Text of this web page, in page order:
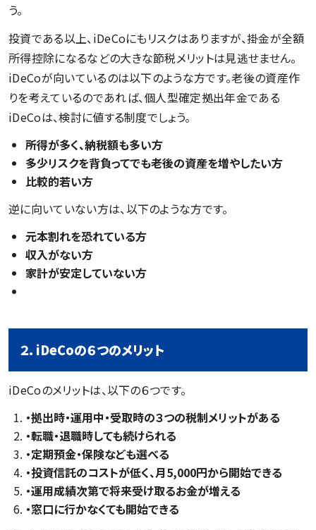
う。
投資である以上、iDeCoにもリスクはありますが、掛金が全額
所得控除になるなどの大きな節税メリットは見逃せません。
iDeCoが向いているのは以下のような方です。老後の資産作
りを考えているのであれば、個人型確定拠出年金である
iDeCoは、検討に値する制度でしょう。
所得が多く、納税額も多い方
多少リスクを背負ってでも老後の資産を増やしたい方
比較的若い方
逆に向いていない方は、以下のような方です。
元本割れを恐れている方
収入がない方
家計が安定していない方
２．iDeCoの６つのメリット
iDeCoのメリットは、以下の６つです。
・拠出時・運用中・受取時の３つの税制メリットがある
・転職・退職時しても続けられる
・定期預金・保険なども選べる
・投資信託のコストが低く、月5,000円から開始できる
・運用成績次第で将来受け取るお金が増える
・窓口に行かなくても開始できる